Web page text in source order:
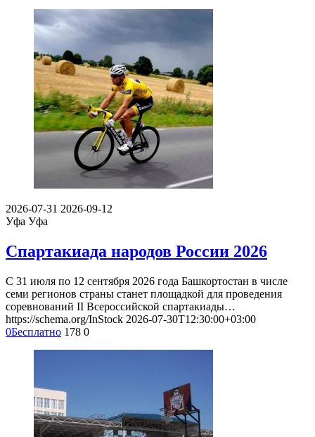
2026-07-31 2026-09-12
Уфа Уфа
Спартакиада народов России 2026
С 31 июля по 12 сентября 2026 года Башкортостан в числе
семи регионов страны станет площадкой для проведения
соревнований II Всероссийской спартакиады…
https://schema.org/InStock 2026-07-30T12:30:00+03:00
0Бесплатно 178 0